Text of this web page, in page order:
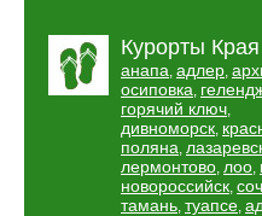
Курорты Края
анапа, адлер,
осиповка,
горячий ключ,
дивноморск,
поляна,
лермонтово, лоо,
новороссийск,
тамань, туапсе,